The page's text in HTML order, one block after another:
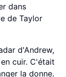
dans
de Taylor
d'Andrew,
cuir. C'était
la donne.